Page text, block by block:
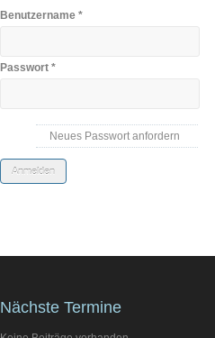
Benutzername *
Passwort *
Neues Passwort anfordern
Nächste Termine